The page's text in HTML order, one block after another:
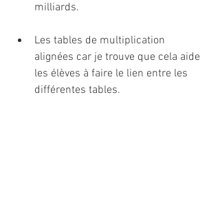
milliards.
Les tables de multiplication
alignées car je trouve que cela aide
les élèves à faire le lien entre les
différentes tables.